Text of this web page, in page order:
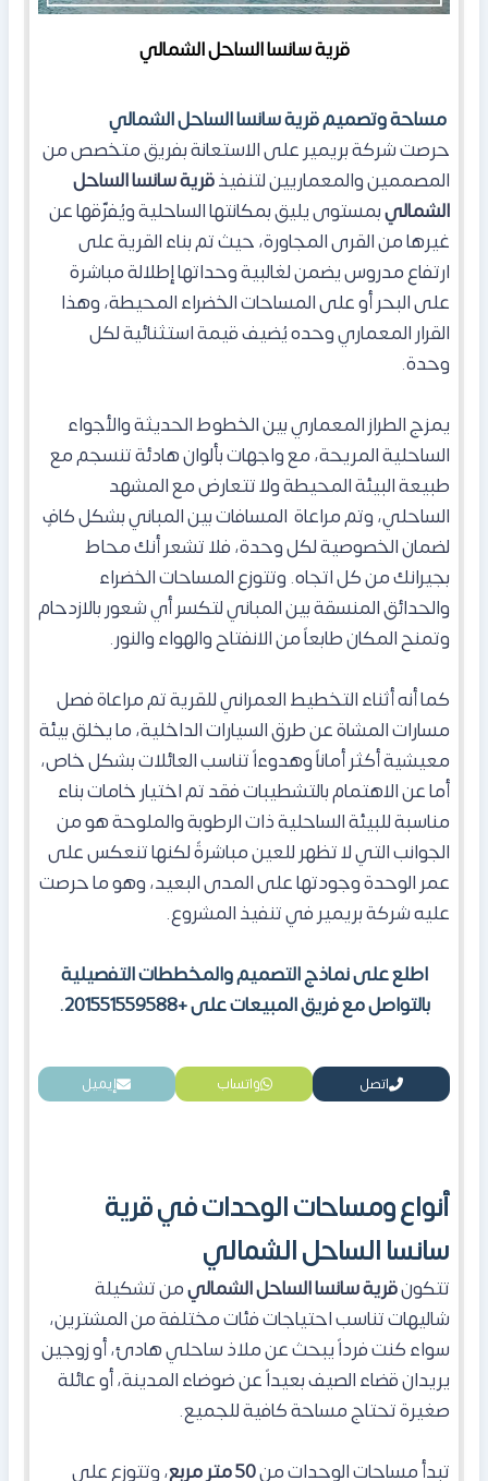
قرية سانسا الساحل الشمالي
مساحة وتصميم قرية سانسا الساحل الشمالي
حرصت شركة بريمير على الاستعانة بفريق متخصص من
المصممين والمعماريين لتنفيذقرية سانسا الساحل
الشماليبمستوى يليق بمكانتها الساحلية ويُفرّقها عن
غيرها من القرى المجاورة، حيثتم بناء القرية على
ارتفاع مدروس يضمن لغالبية وحداتها إطلالة مباشرة
على البحر أو على المساحات الخضراء المحيطة، وهذا
القرار المعماري وحده يُضيف قيمة استثنائية لكل
وحدة.
يمزج الطراز المعماري بين الخطوط الحديثة والأجواء
الساحلية المريحة، مع واجهات بألوان هادئة تنسجم مع
طبيعة البيئة المحيطة ولا تتعارض مع المشهد
الساحلي، وتم مراعاة المسافات بين المباني بشكل كافٍ
لضمان الخصوصية لكل وحدة، فلا تشعر أنك محاط
بجيرانك من كل اتجاه. وتتوزع المساحات الخضراء
والحدائق المنسقة بين المباني لتكسر أي شعور بالازدحام
وتمنح المكان طابعاً من الانفتاح والهواء والنور.
كما أنه أثناء التخطيط العمراني للقرية تم مراعاة فصل
مسارات المشاة عن طرق السيارات الداخلية، ما يخلق بيئة
معيشية أكثر أماناً وهدوءاً تناسب العائلات بشكل خاص،
أما عنالاهتمام بالتشطيبات فقد تم اختيار خامات بناء
مناسبة للبيئة الساحلية ذات الرطوبة والملوحة هو من
الجوانب التي لا تظهر للعين مباشرةً لكنها تنعكس على
عمر الوحدة وجودتها على المدى البعيد، وهو ما حرصت
عليه شركة بريمير في تنفيذ المشروع.
اطلع على نماذج التصميم والمخططات التفصيلية
بالتواصل مع فريق المبيعات على +201551559588.
اتصل واتساب إيميل
أنواع ومساحات الوحدات في قرية
سانسا الساحل الشمالي
تتكونقرية سانسا الساحلالشماليمن تشكيلة
شاليهات تناسب احتياجات فئات مختلفة من المشترين،
سواء كنت فرداً يبحث عن ملاذ ساحلي هادئ، أو زوجين
يريدان قضاء الصيف بعيداً عن ضوضاء المدينة، أو عائلة
صغيرة تحتاج مساحة كافية للجميع.
تبدأ مساحات الوحدات من50 متر مربع
، وتتوزع على